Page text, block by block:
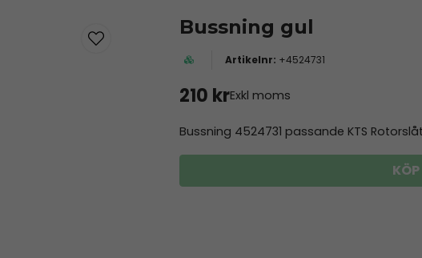
Bussning gul
+4524731
210 krExkl moms
Bussning 4524731 passande KTS